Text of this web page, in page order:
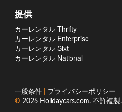
提供
カーレンタル Thrifty
カーレンタル Enterprise
カーレンタル Sixt
カーレンタル National
一般条件
プライバシーポリシー
© 2026 Holidaycars.com. 不許複製.